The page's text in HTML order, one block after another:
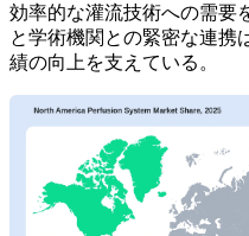
効率的な灌流技術への需要
と学術機関との緊密な連携
績の向上を支えている。